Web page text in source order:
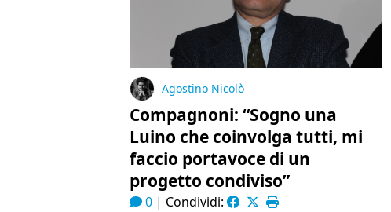
Agostino Nicolò
Compagnoni: “Sogno una
Luino che coinvolga tutti, mi
faccio portavoce di un
progetto condiviso”
0| Condividi: